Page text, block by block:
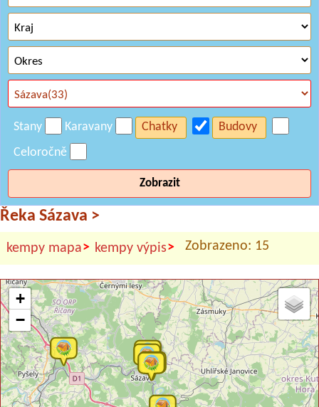
Stany Karavany Chatky
Budovy
Celoročně
Zobrazit
Řeka Sázava >
kempy mapa> kempy výpis> Zobrazeno: 15
+
−